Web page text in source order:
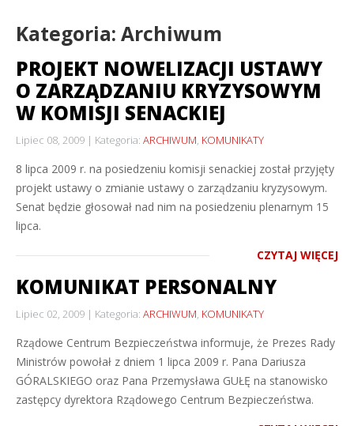
Kategoria: Archiwum
PROJEKT NOWELIZACJI USTAWY
O ZARZĄDZANIU KRYZYSOWYM
W KOMISJI SENACKIEJ
Lipiec 08, 2009 Kategoria: ARCHIWUM, KOMUNIKATY
8 lipca 2009 r. na posiedzeniu komisji senackiej został przyjęty
projekt ustawy o zmianie ustawy o zarządzaniu kryzysowym.
Senat będzie głosował nad nim na posiedzeniu plenarnym 15
lipca.
CZYTAJ WIĘCEJ
KOMUNIKAT PERSONALNY
Lipiec 02, 2009 Kategoria: ARCHIWUM, KOMUNIKATY
Rządowe Centrum Bezpieczeństwa informuje, że Prezes Rady
Ministrów powołał z dniem 1 lipca 2009 r. Pana Dariusza
GÓRALSKIEGO oraz Pana Przemysława GUŁĘ na stanowisko
zastępcy dyrektora Rządowego Centrum Bezpieczeństwa.